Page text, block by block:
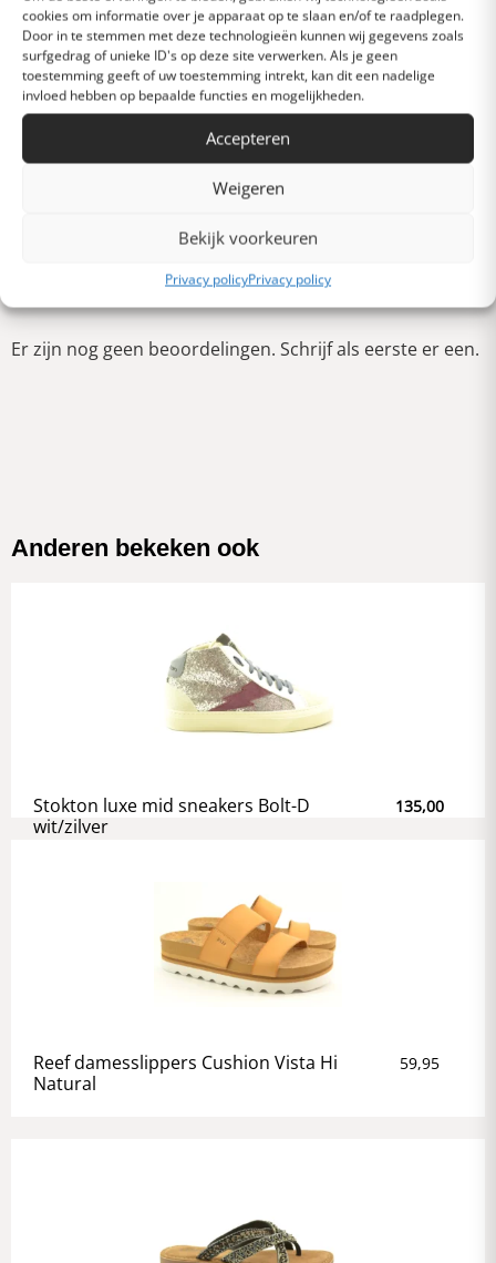
cookies om informatie over je apparaat op te slaan en/of te raadplegen.
Door in te stemmen met deze technologieën kunnen wij gegevens zoals
surfgedrag of unieke ID's op deze site verwerken. Als je geen
toestemming geeft of uw toestemming intrekt, kan dit een nadelige
invloed hebben op bepaalde functies en mogelijkheden.
Accepteren
Weigeren
Bekijk voorkeuren
Privacy policyPrivacy policy
Heel goed
Gemiddeld
Slecht
Er zijn nog geen beoordelingen. Schrijf als eerste er een.
Anderen bekeken ook
Stokton luxe mid sneakers Bolt-D
wit/zilver
135,00
Reef damesslippers Cushion Vista Hi
Natural
59,95